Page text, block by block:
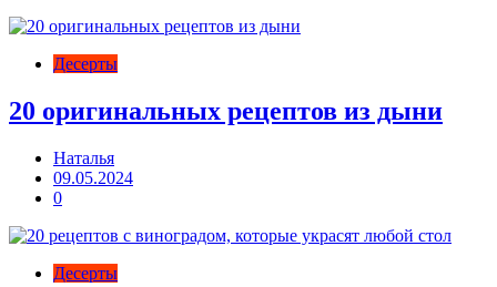
Десерты
20 оригинальных рецептов из дыни
Наталья
09.05.2024
0
Десерты